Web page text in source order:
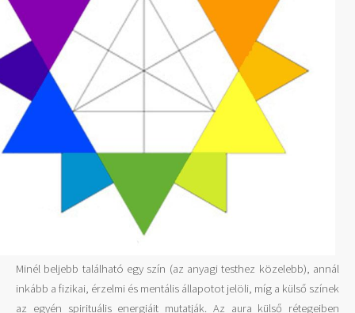
Minél beljebb található egy szín (az anyagi testhez közelebb), annál
inkább a fizikai, érzelmi és mentális állapotot jelöli, míg a külső színek
az egyén spirituális energiáit mutatják. Az aura külső rétegeiben